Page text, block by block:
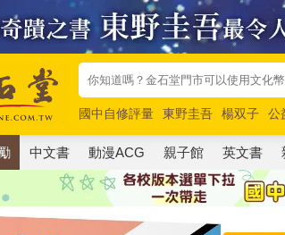
國中自修評量 東野圭吾 楊双子 公
唯紅花綻放
奧德賽 路邊攤新作 馬
中文書 動漫ACG 親子館 英文書